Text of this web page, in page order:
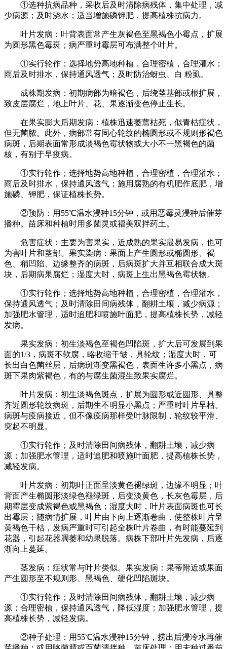
①选种抗病品种，采收后及时清除病残体，集中处理，减
少病源；及时浇水；适当增施磷钾肥，提高植株抗病力。
叶片发病：叶背表面常产生灰褐色至黑褐色小霉点，扩展
为圆形黑色霉斑；病严重时霉层可布满整个叶片。
①实行轮作；选择地势高地种植，合理密植，合理灌水；
雨后及时排水，保持通风透气；及时防治蚜虫、白 粉虱。
成株期发病：初期病部为暗褐色，后绕茎基部或根扩展，
致皮层腐烂，地上叶片、花、果逐渐变色停止生长。
在果实膨大后期发病：植株迅速萎蔫枯死，似青枯症状，
但无菌脓。此外，病部常有同心轮纹的椭圆形或不规则形褐色
病斑，后期表面常形成淡褐色霉状物或大小不一黑褐色的菌
核，有别于早疫病。
①实行轮作；选择地势高地种植，合理密植，合理灌水；
雨后及时排水，保持通风透气；施用腐熟的有机肥作底肥，增
施磷、钾肥，保证植株长势。
②预防：用55℃温水浸种15分钟，或用恶霉灵浸种后催芽
播种。苗床和种植时用多菌灵或福美双拌药土。
危害症状：主要为害果实，近成熟的果实最易发病，也可
为害叶片和茎部。果实染病：果面上产生圆形或椭圆形、褐
色、稍凹陷、边缘整齐的病斑，后病斑扩大并互相联合成大斑
块，后期病果腐烂；湿度大时，病斑上生出黑褐色霉状物。
①实行轮作；选择地势高地种植，合理密植，合理灌水，
保持通风透气；及时清除田间病残体，翻耕土壤，减少病源；
加强肥水管理，适时追肥和喷施叶面肥，提高植株长势，减轻
发病。
果实发病：初生淡褐色至褐色凹陷斑，扩大后可发展到果
面的1/3，病斑不软腐，略收缩干皱，具轮纹；湿度大时，可
长出白色菌丝层，后病斑渐变黑褐色，表面生许多小黑点，病
斑下果肉紫褐色，有的与腐生菌混生致果实腐烂。
叶片发病：初生淡褐色斑点，扩展为圆形或近圆形、具整
齐近圆形轮纹病斑，后期生不明显小黑点；严重时叶片早枯。
病斑与疫病接近，但不像疫病那样受叶脉限制，轮纹较平滑、
突起不明显。
①实行轮作；及时清除田间病残体，翻耕土壤，减少病
源；加强肥水管理，适时追肥和喷施叶面肥，提高植株长势，
减轻发病。
叶片发病：初期叶正面呈淡黄色褪绿斑，边缘不明显；叶
背面产生椭圆形淡绿色褪绿斑，后变淡黄色，长灰色霉层，后
期霉层变成紫褐色或黑褐色；湿度大时，叶片表面病斑也可长
出霉层；随病情扩展，叶片由下向上逐渐卷曲，使整株叶片呈
黄褐色干枯，发病严重时可引起全株叶片卷曲，有时能蔓延到
花器，引起花器凋萎和幼果脱落。病株下部叶片先发病，后逐
渐向上蔓延。
茎发病：症状常与叶片类似。果实发病：果蒂附近或果面
产生圆形至不规则形、黑褐色、硬化凹陷斑块。
①实行轮作；及时清除田间病残体，翻耕土壤，减少病
源；合理密植，保持通风透气，降低湿度；加强肥水管理，提
高植株长势，减轻发病。
②种子处理：用55℃温水浸种15分钟，捞出后浸冷水再催